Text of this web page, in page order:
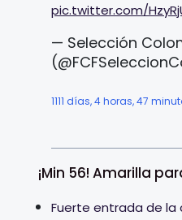
pic.twitter.com/
— Selección
1111 días, 4 horas, 47
¡Min 56! Amarilla
Fuerte entrada de la